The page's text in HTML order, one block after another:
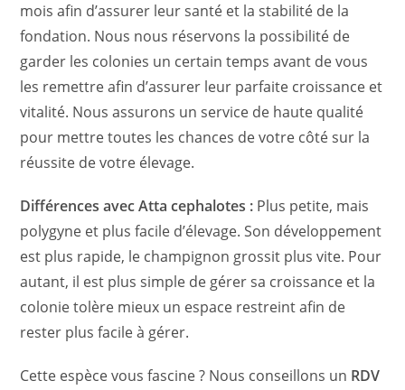
mois afin d’assurer leur santé et la stabilité de la
fondation. Nous nous réservons la possibilité de
garder les colonies un certain temps avant de vous
les remettre afin d’assurer leur parfaite croissance et
vitalité. Nous assurons un service de haute qualité
pour mettre toutes les chances de votre côté sur la
réussite de votre élevage.
Différences avec Atta cephalotes : Plus petite, mais
polygyne et plus facile d’élevage. Son développement
est plus rapide, le champignon grossit plus vite. Pour
autant, il est plus simple de gérer sa croissance et la
colonie tolère mieux un espace restreint afin de
rester plus facile à gérer.
Cette espèce vous fascine ? Nous conseillons un RDV